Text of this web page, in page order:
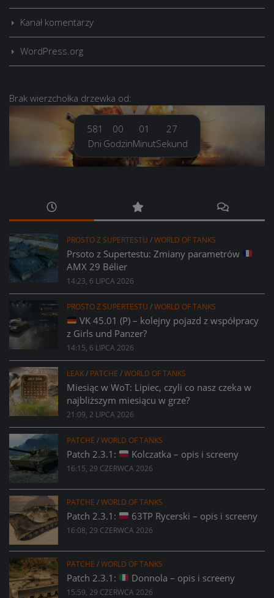
VII Nueve de Julio
Kanał komentarzy
WordPress.org
Brak wierzchołka drzewka od:
581
Dni
00
Godzin
01
Minut
29
Sekund
PROSTO Z SUPERTESTU /WORLD OF TANKS
Prsoto z Supertestu: Zmiany parametrów
AMX 29 Bélier
14:23, 6 LIPCA 2026
PROSTO Z SUPERTESTU /WORLD OF TANKS
VK 45.01 (P) – kolejny pojazd z współpracy
z Girls und Panzer?
14:15, 6 LIPCA 2026
LEAK/ PATCHE /WORLD OF TANKS
Miesiąc w WoT: Lipiec, czyli co nasz czeka w
najbliższym miesiącu w grze?
21:09, 2 LIPCA 2026
PATCHE /WORLD OF TANKS
Patch 2.3.1: Kolczatka – opis i screeny
16:15, 29 CZERWCA 2026
PATCHE /WORLD OF TANKS
Patch 2.3.1: 63TP Rycerski – opis i screeny
16:08, 29 CZERWCA 2026
PATCHE /WORLD OF TANKS
Patch 2.3.1: Donnola – opis i screeny
15:59, 29 CZERWCA 2026